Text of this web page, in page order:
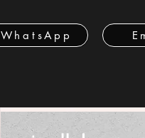
WhatsApp